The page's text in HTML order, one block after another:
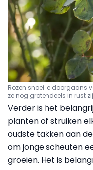
Rozen snoei je doorgaans
ze nog grotendeels in rust
Verder is het
planten of struiken
oudste takken aan
om jonge scheuten
groeien. Het is